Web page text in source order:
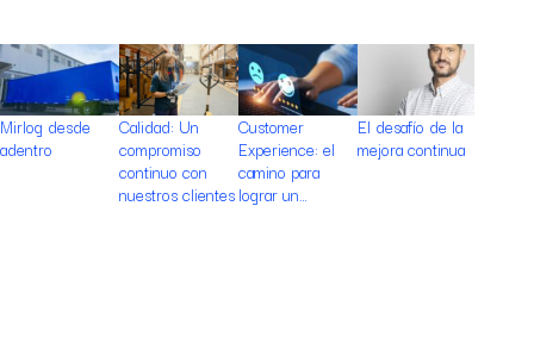
Mirlog desde
adentro
Calidad: Un
compromiso
continuo con
nuestros clientes
Customer
Experience: el
camino para
lograr un…
El desafío de la
mejora continua